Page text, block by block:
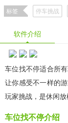
标签 停车挑战
软件介绍
车位找不停适合所
让你感受不一样的
玩家挑战，是休闲放
车位找不停介绍